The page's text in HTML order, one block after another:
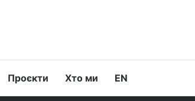
Проєкти Хто ми EN